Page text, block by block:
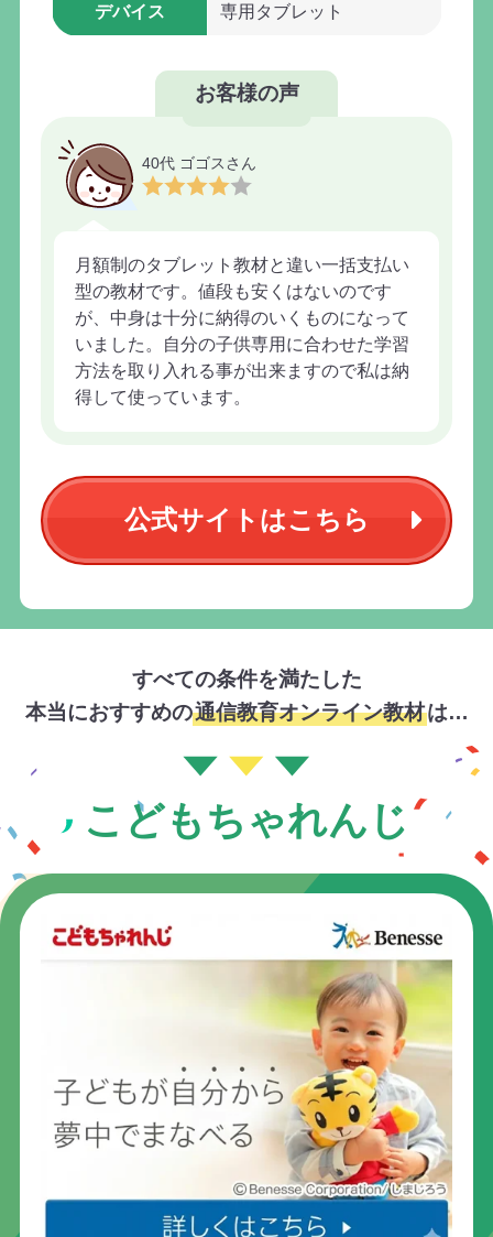
デバイス 専用タブレット
お客様の声
40代 ゴゴスさん
月額制のタブレット教材と違い一括支払い
型の教材です。値段も安くはないのです
が、中身は十分に納得のいくものになって
いました。自分の子供専用に合わせた学習
方法を取り入れる事が出来ますので私は納
得して使っています。
公式サイトはこちら
すべての条件を満たした
本当におすすめの通信教育オンライン教材は…
こどもちゃれんじ